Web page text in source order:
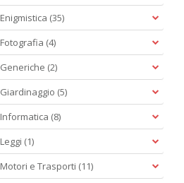
Enigmistica (35)
Fotografia (4)
Generiche (2)
Giardinaggio (5)
Informatica (8)
Leggi (1)
Motori e Trasporti (11)